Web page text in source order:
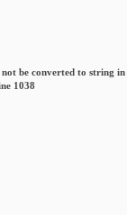
be converted to string in
1038